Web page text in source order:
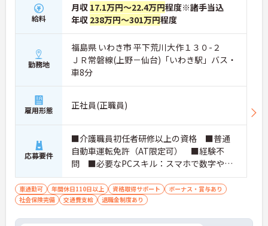
給料
月収 17.1万円～22.4万円程度※諸手当込
年収 238万円～301万円程度
勤務地
福島県 いわき市 平下荒川大作１３０-２
ＪＲ常磐線(上野－仙台)「いわき駅」バス・
車8分
雇用形態 正社員(正職員)
応募要件
■介護職員初任者研修以上の資格 ■普通
自動車運転免許（AT限定可） ■経験不
問 ■必要なPCスキル：スマホで数字や文
字入力ができれば問題なし ■ブランク可
車通勤可 年間休日110日以上 資格取得サポート
ボーナス・賞与あり
社会保険完備
交通費支給 退職金制度あり